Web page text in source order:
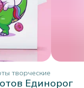
творческие
Единорог